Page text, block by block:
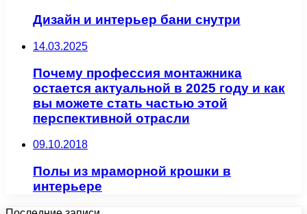
Дизайн и интерьер бани снутри
14.03.2025
Почему профессия монтажника
остается актуальной в 2025 году и как
вы можете стать частью этой
перспективной отрасли
09.10.2018
Полы из мраморной крошки в
интерьере